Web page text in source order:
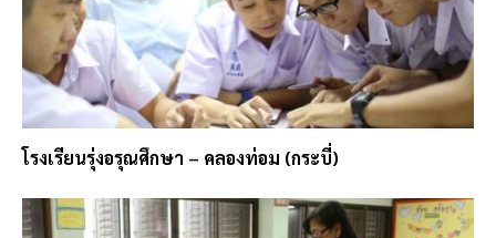
โรงเรียนรุ่งอรุณศึกษา – คลองท่อม (กระบี่)